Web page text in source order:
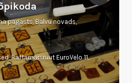
pagasts, Balvu novads,
Rattamarsruut EuroVelo 11,